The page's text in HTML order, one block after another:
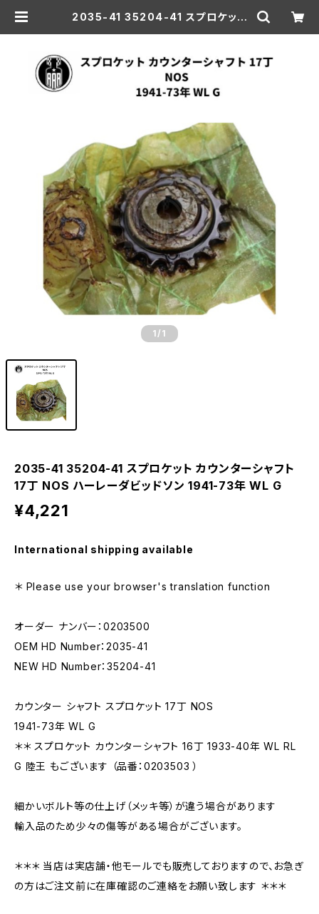
2035-41 35204-41 スプロケット
1 /1
2035-41 35204-41 スプロケット カウンターシャフト
17丁 NOS ハーレーダビッドソン 1941-73年 WL G
¥4,221
International shipping available
＊ Please use your browser's translation function
オーダー ナンバー：0203500
OEM HD Number：2035-41
NEW HD Number：35204-41
カウンター シャフト スプロケット 17丁 NOS
1941-73年 WL G
＊＊ スプロケット カウンターシャフト 16丁 1933-40年 WL RL
G 陸王 もございます （品番：0203503 ）
細かいボルト等の仕上げ（メッキ等）が違う場合があります
輸入品のため少々の傷等がある場合がございます。
＊＊＊ 当店は実店舗・他モールでも販売しておりますので、お急ぎ
の方はご注文前に在庫確認のご連絡をお願い致します ＊＊＊